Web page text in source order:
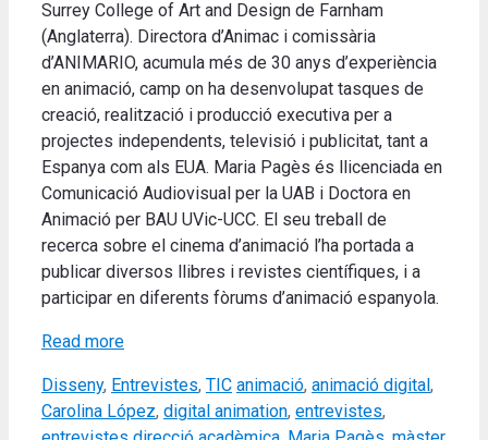
Surrey College of Art and Design de Farnham
(Anglaterra). Directora d’Animac i comissària
d’ANIMARIO, acumula més de 30 anys d’experiència
en animació, camp on ha desenvolupat tasques de
creació, realització i producció executiva per a
projectes independents, televisió i publicitat, tant a
Espanya com als EUA. Maria Pagès és llicenciada en
Comunicació Audiovisual per la UAB i Doctora en
Animació per BAU UVic-UCC. El seu treball de
recerca sobre el cinema d’animació l’ha portada a
publicar diversos llibres i revistes científiques, i a
participar en diferents fòrums d’animació espanyola.
Read more
Categories
Disseny, Entrevistes, TIC Tags
animació, animació digital ,
Carolina López, digital animation, entrevistes,